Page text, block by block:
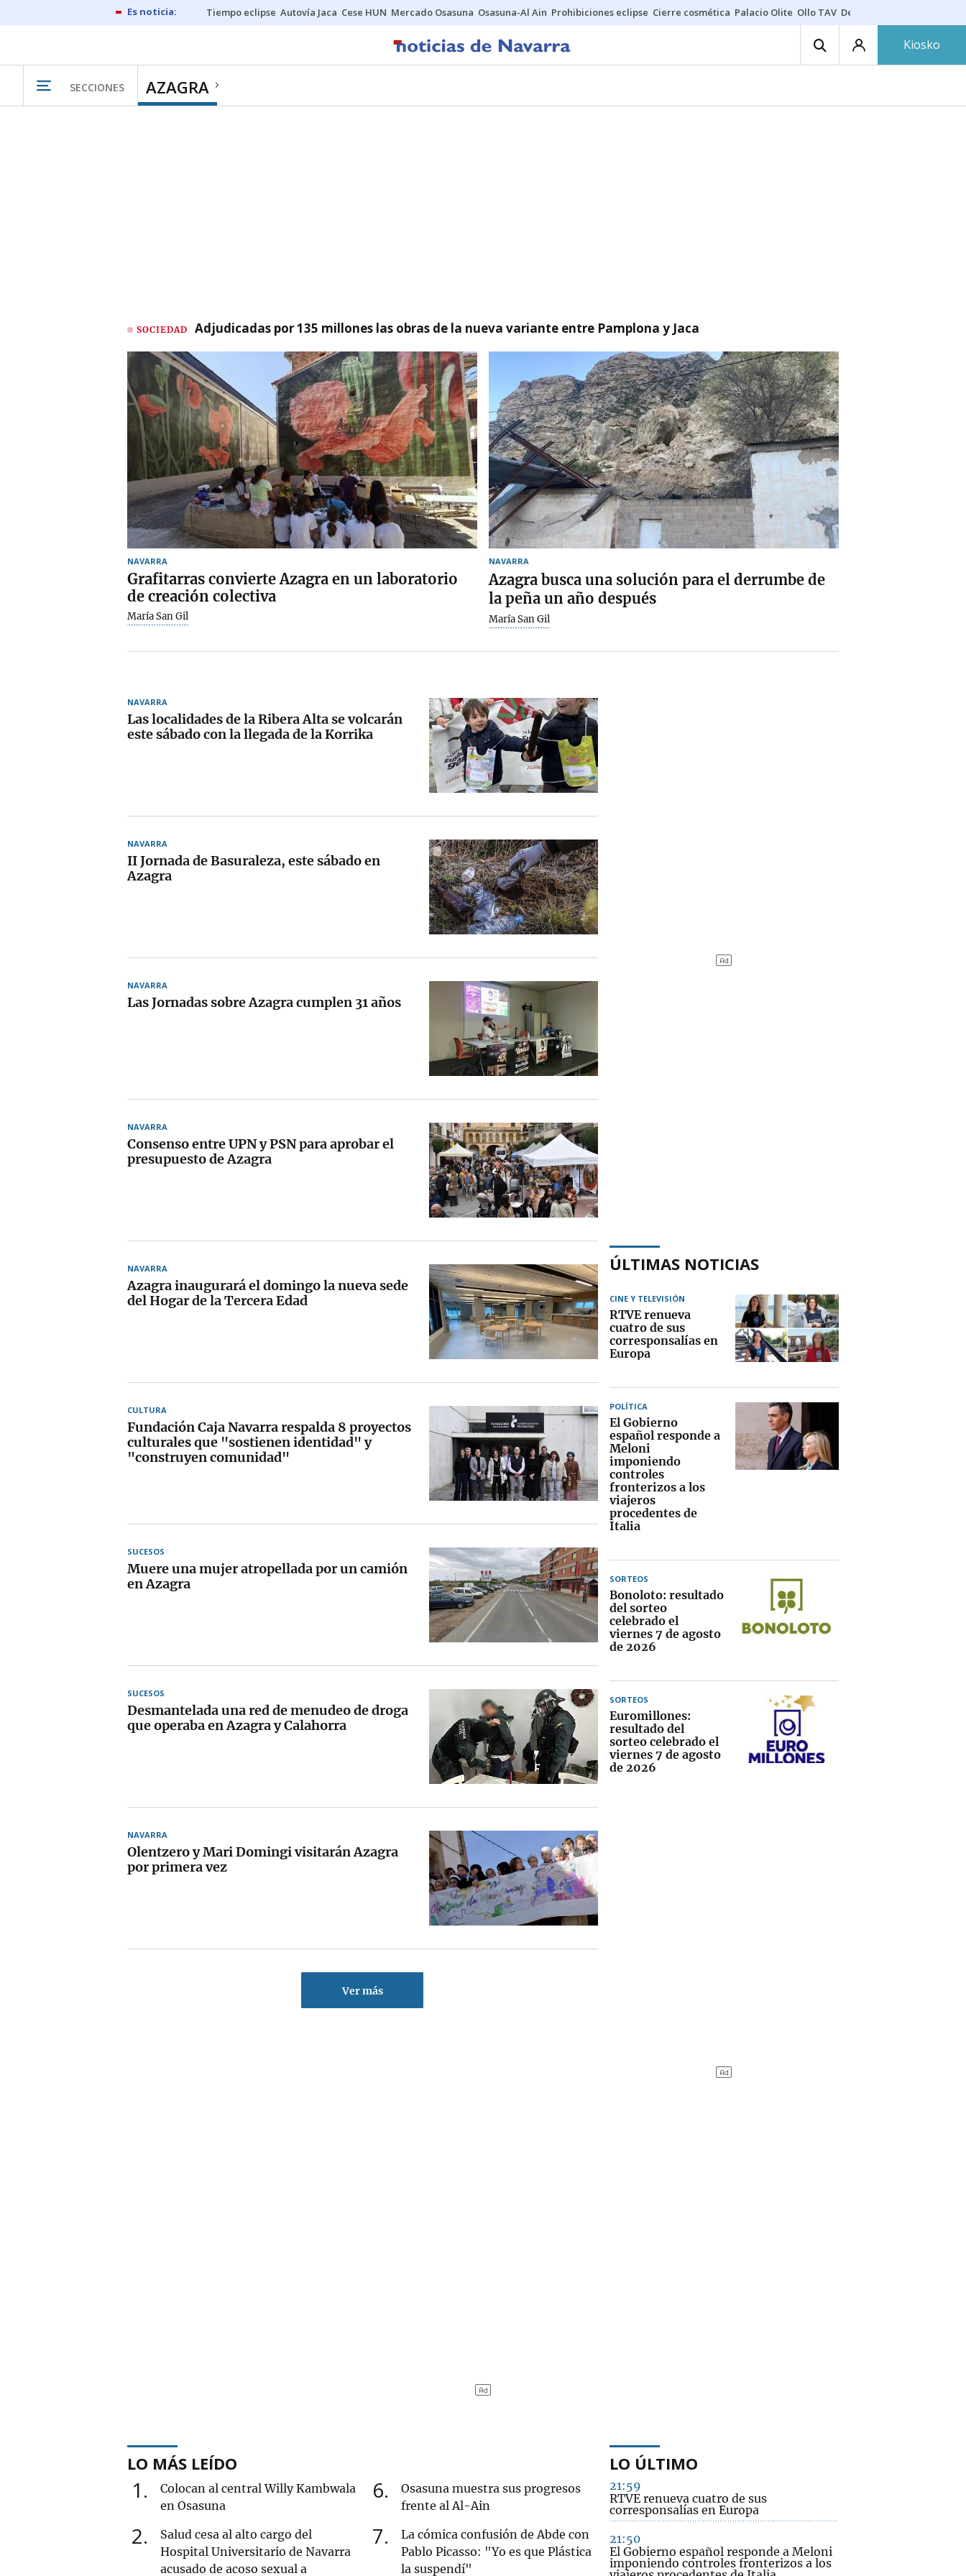
Tiempo eclipse Autovía Jaca Cese HUN Mercado Osasuna Osasuna-Al Ain Prohibiciones eclipse Cierre cosmética Palacio Olite Ollo TAV Derrama vecinos
Kiosko
SECCIONES AZAGRA
SOCIEDAD Adjudicadas por 135 millones las obras de la nueva variante entre Pamplona y Jaca
NAVARRA
Grafitarras convierte Azagra en un laboratorio
de creación colectiva
María San Gil
NAVARRA
Azagra busca una solución para el derrumbe de
la peña un año después
María San Gil
NAVARRA
Las localidades de la Ribera Alta se volcarán
este sábado con la llegada de la Korrika
NAVARRA
II Jornada de Basuraleza, este sábado en
Azagra
NAVARRA
Las Jornadas sobre Azagra cumplen 31 años
NAVARRA
Consenso entre UPN y PSN para aprobar el
presupuesto de Azagra
NAVARRA
Azagra inaugurará el domingo la nueva sede
del Hogar de la Tercera Edad
CULTURA
Fundación Caja Navarra respalda 8 proyectos
culturales que "sostienen identidad" y
"construyen comunidad"
SUCESOS
Muere una mujer atropellada por un camión
en Azagra
SUCESOS
Desmantelada una red de menudeo de droga
que operaba en Azagra y Calahorra
NAVARRA
Olentzero y Mari Domingi visitarán Azagra
por primera vez
Ver más
ÚLTIMAS NOTICIAS
CINE Y TELEVISIÓN
RTVE renueva
cuatro de sus
corresponsalías en
Europa
POLÍTICA
El Gobierno
español responde a
Meloni
imponiendo
controles
fronterizos a los
viajeros
procedentes de
Italia
SORTEOS
Bonoloto: resultado
del sorteo
celebrado el
viernes 7 de agosto
de 2026
SORTEOS
Euromillones:
resultado del
sorteo celebrado el
viernes 7 de agosto
de 2026
LO MÁS LEÍDO
1
Colocan al central Willy Kambwala
en Osasuna
2
Salud cesa al alto cargo del
Hospital Universitario de Navarra
acusado de acoso sexual a
6
Osasuna muestra sus progresos
frente al Al-Ain
7
La cómica confusión de Abde con
Pablo Picasso: "Yo es que Plástica
la suspendí"
LO ÚLTIMO
21:59
RTVE renueva cuatro de sus
corresponsalías en Europa
21:50
El Gobierno español responde a Meloni
imponiendo controles fronterizos a los